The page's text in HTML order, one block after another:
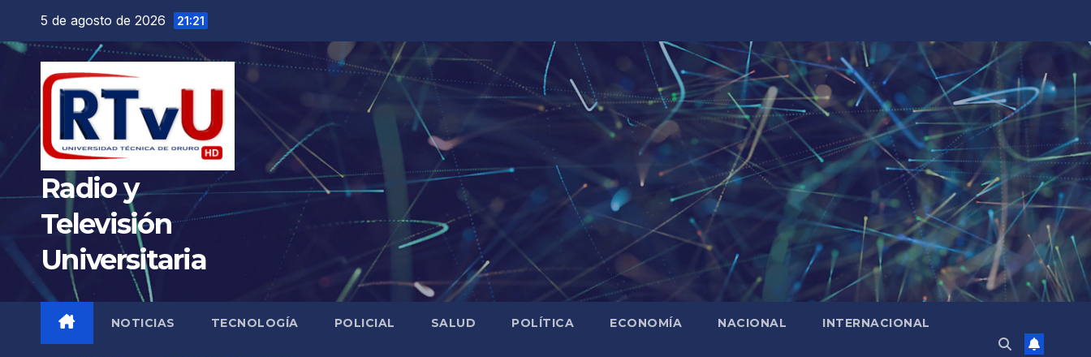
contenido
5 de agosto de 2026 21:21
Radio y
Televisión
Universitaria
NOTICIAS TECNOLOGÍA POLICIAL SALUD POLÍTICA ECONOMÍA NACIONAL INTERNACIONAL